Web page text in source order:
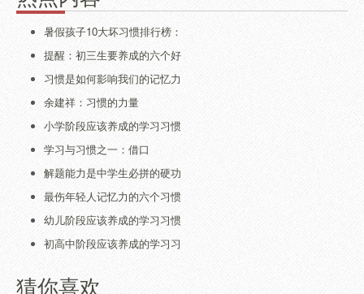
暑假孩子10大坏习惯排行榜：
提醒：初三生要养成的六个好
习惯是如何影响我们的记忆力
余建祥：习惯的力量
小学阶段应该养成的学习习惯
学习与习惯之一：借口
解题能力是中学生必拼的硬功
最伤年轻人记忆力的六个习惯
幼儿阶段应该养成的学习习惯
初高中阶段应该养成的学习习
猜你喜欢